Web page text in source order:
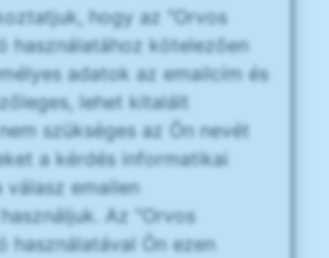
hogy az "Orvos
használatához kötelezően
adatok az emailcím és
lehet kitalált
szükséges az Ön nevét
a kérdés informatikai
válasz emailen
Az "Orvos
használatával Ön ezen